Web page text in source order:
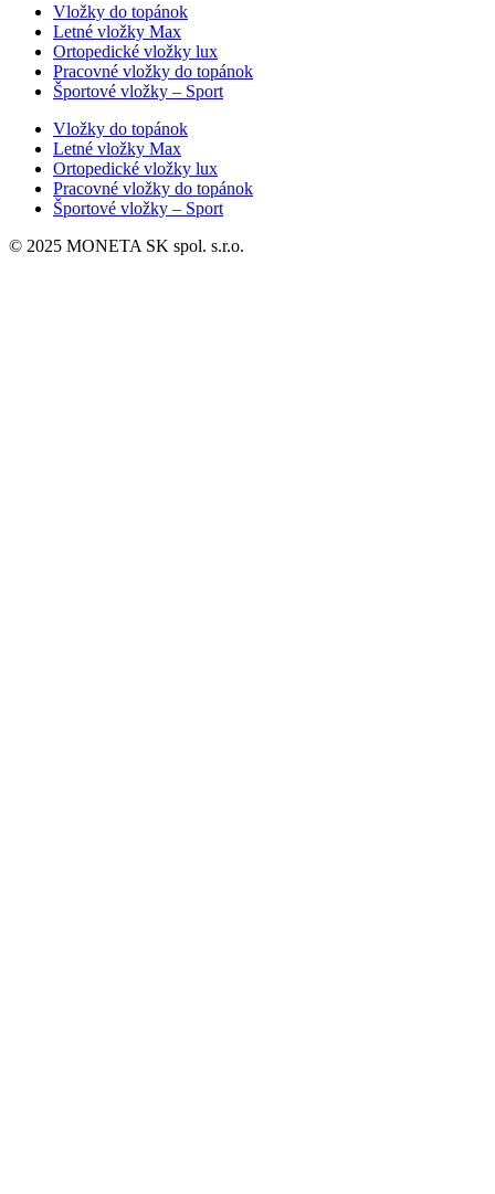
Vložky do topánok
Letné vložky Max
Ortopedické vložky lux
Pracovné vložky do topánok
Športové vložky – Sport
Vložky do topánok
Letné vložky Max
Ortopedické vložky lux
Pracovné vložky do topánok
Športové vložky – Sport
© 2025 MONETA SK spol. s.r.o.